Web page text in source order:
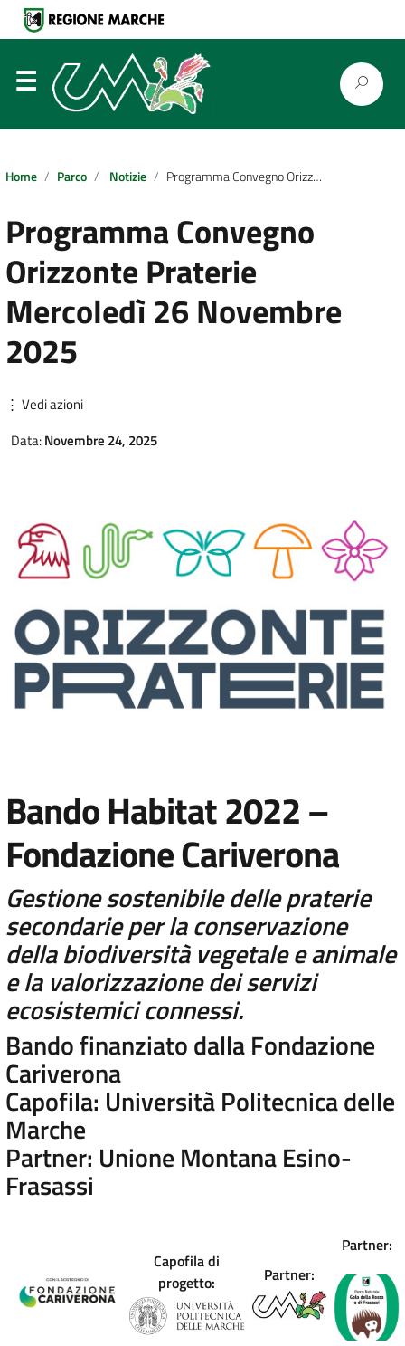
Home Parco Notizie Programma Convegno Orizzonte Praterie Mercoledì 26 Novembre 2025
Programma Convegno
Orizzonte Praterie
Mercoledì 26 Novembre
2025
⋮ Vedi azioni
Data:Novembre 24, 2025
Bando Habitat 2022 –
Fondazione Cariverona
Gestione sostenibile delle praterie
secondarie per la conservazione
della biodiversità vegetale e animale
e la valorizzazione dei servizi
ecosistemici connessi.
Bando finanziato dalla Fondazione
Cariverona
Capofila: Università Politecnica delle
Marche
Partner: Unione Montana Esino-
Frasassi
Capofila di
progetto:
Partner:
Partner: